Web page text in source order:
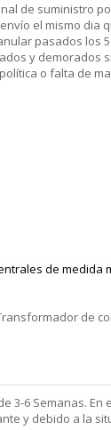
de suministro
el mismo dia
pasados los
y demorados
o falta de
de medida
de
3-6 Semanas. En
y debido a la